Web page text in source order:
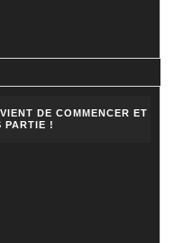
DE COMMENCER ET
PARTIE !